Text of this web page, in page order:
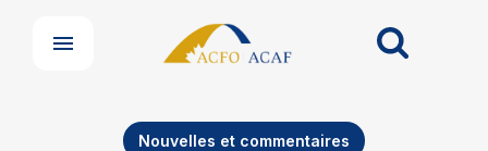
Nouvelles et commentaires